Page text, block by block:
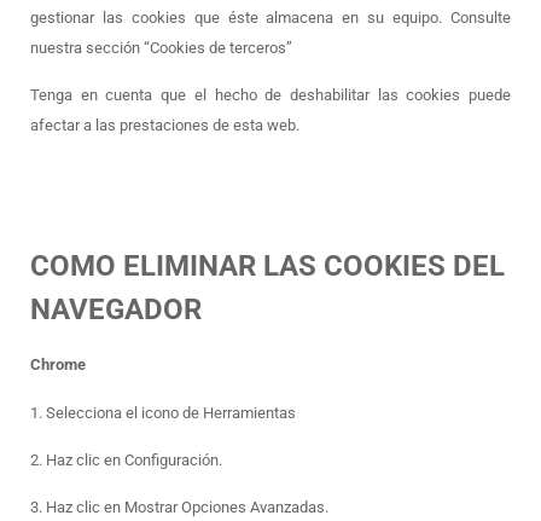
gestionar las cookies que éste almacena en su equipo. Consulte
nuestra sección “Cookies de terceros”
Tenga en cuenta que el hecho de deshabilitar las cookies puede
afectar a las prestaciones de esta web.
COMO ELIMINAR LAS COOKIES DEL
NAVEGADOR
Chrome
1. Selecciona el icono de Herramientas
2. Haz clic en Configuración.
3. Haz clic en Mostrar Opciones Avanzadas.